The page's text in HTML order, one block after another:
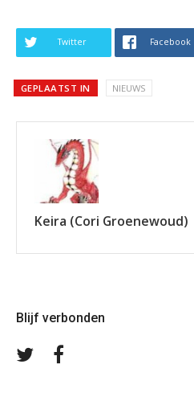
Twitter Facebook
GEPLAATST IN NIEUWS
Keira (Cori Groenewoud)
Blijf verbonden
Volg